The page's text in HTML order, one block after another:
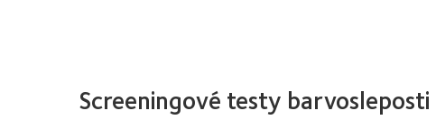
Screeningové testy barvosleposti